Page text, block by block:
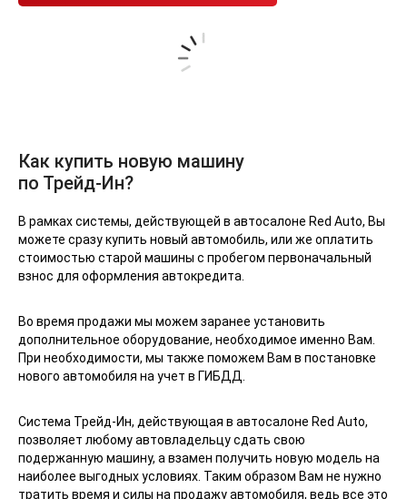
Как купить новую машину
по Трейд-Ин?
В рамках системы, действующей в автосалоне Red Auto, Вы
можете сразу купить новый автомобиль, или же оплатить
стоимостью старой машины с пробегом первоначальный
взнос для оформления автокредита.
Во время продажи мы можем заранее установить
дополнительное оборудование, необходимое именно Вам.
При необходимости, мы также поможем Вам в постановке
нового автомобиля на учет в ГИБДД.
Система Трейд-Ин, действующая в автосалоне Red Auto,
позволяет любому автовладельцу сдать свою
подержанную машину, а взамен получить новую модель на
наиболее выгодных условиях. Таким образом Вам не нужно
тратить время и силы на продажу автомобиля, ведь все это